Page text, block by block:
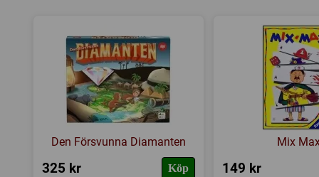
Den Försvunna Diamanten
325 kr Köp
Mix
149 kr